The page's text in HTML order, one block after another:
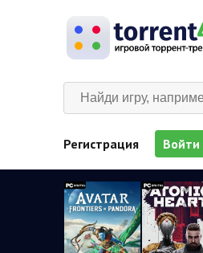
Регистрация Войти